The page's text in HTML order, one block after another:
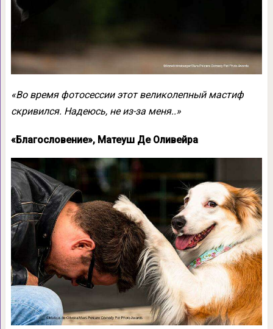
«Во время фотосессии этот великолепный мастиф
скривился. Надеюсь, не из-за меня..»
«Благословение», Матеуш Де Оливейра